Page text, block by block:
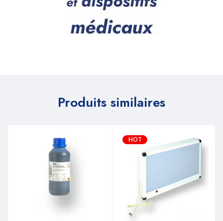
Produits similaires
HOT